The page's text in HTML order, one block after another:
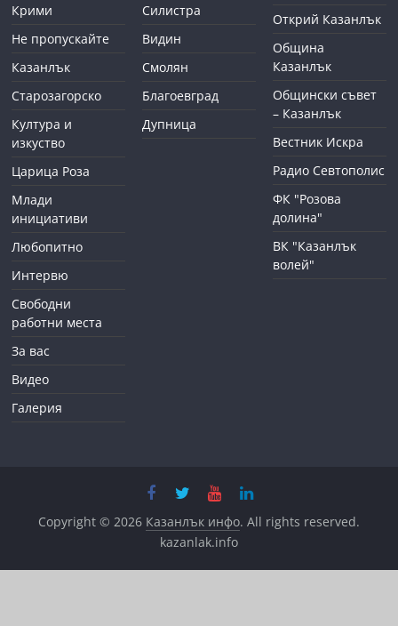
Крими
Не пропускайте
Казанлък
Старозагорско
Култура и
изкуство
Царица Роза
Млади
инициативи
Любопитно
Интервю
Свободни
работни места
За вас
Видео
Галерия
Силистра
Видин
Смолян
Благоевград
Дупница
Открий Казанлък
Община
Казанлък
Общински съвет
– Казанлък
Вестник Искра
Радио Севтополис
ФК "Розова
долина"
ВК "Казанлък
волей"
Copyright © 2026 Казанлък инфо. All rights reserved.
kazanlak.info